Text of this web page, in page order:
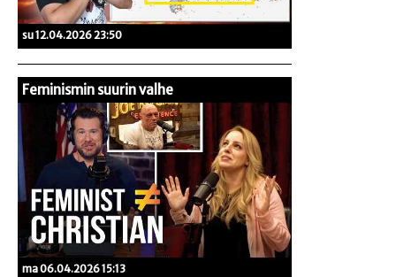
su 12.04.2026 23:50
Feminismin suurin valhe
ma 06.04.2026 15:13